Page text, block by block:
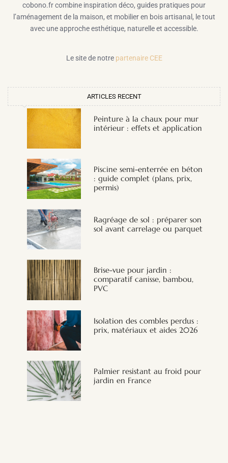
cobono.fr combine inspiration déco, guides pratiques pour
l’aménagement de la maison, et mobilier en bois artisanal, le tout
avec une approche esthétique, naturelle et accessible.
Le site de notre partenaire CEE
ARTICLES RECENT
Peinture à la chaux pour mur
intérieur : effets et application
Piscine semi-enterrée en béton
: guide complet (plans, prix,
permis)
Ragréage de sol : préparer son
sol avant carrelage ou parquet
Brise-vue pour jardin :
comparatif canisse, bambou,
PVC
Isolation des combles perdus :
prix, matériaux et aides 2026
Palmier resistant au froid pour
jardin en France